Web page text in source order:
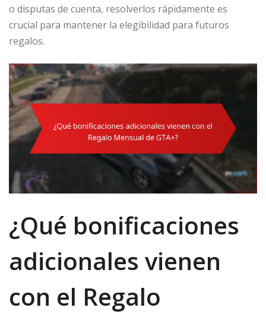
o disputas de cuenta, resolverlos rápidamente es
crucial para mantener la elegibilidad para futuros
regalos.
¿Qué bonificaciones
adicionales vienen
con el Regalo